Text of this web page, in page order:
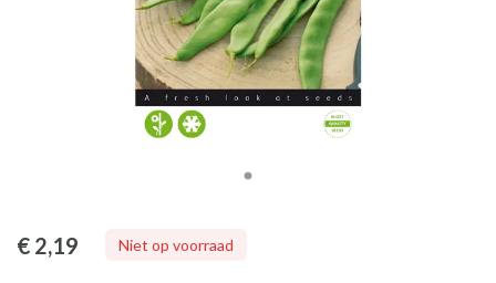
€ 2,19 Niet op voorraad